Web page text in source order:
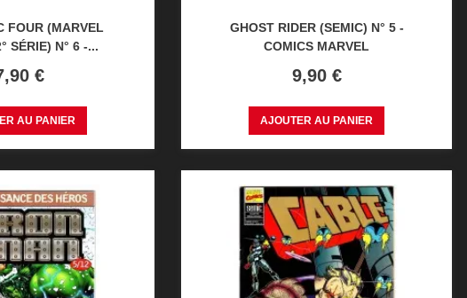
FOUR (MARVEL
SÉRIE) N° 6 -...
€
AU PANIER
GHOST RIDER (SEMIC) N° 5 -
COMICS MARVEL
Prix
9,90 €
AJOUTER AU PANIER